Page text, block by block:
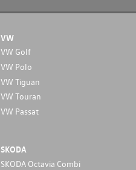
VW
VW Golf
VW Polo
VW Tiguan
VW Touran
VW Passat
SKODA
SKODA Octavia Combi